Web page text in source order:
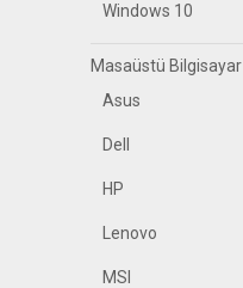
Windows 10
Masaüstü Bilgisayar
Asus
Dell
HP
Lenovo
MSI